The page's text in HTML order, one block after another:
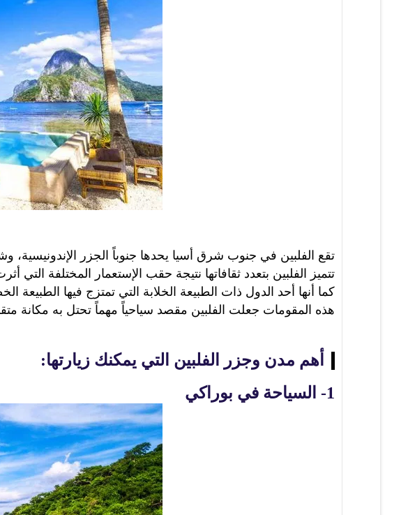
تقع الفلبين في جنوب شرق أسيا يحدها جنوباً الجزر الإندونيسية،
تتميز الفلبين بتعدد ثقافاتها نتيجة حقب الإستعمار المختلفة
كما أنها أحد الدول ذات الطبيعة الخلابة التي تمتزج فيها الطبيعة
هذه المقومات جعلت الفلبين مقصد سياحياً مهماً تحتل به مكانة
أهم مدن وجزر الفلبين التي يمكنك زيارتها:
1-
السياحة في بوراكي